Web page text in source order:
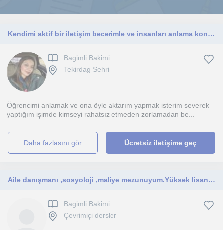
Kendimi aktif bir iletişim becerimle ve insanları anlama konusunda çok başarılı bulurum ve gerçekten işimi severek yaparım
Bagimli Bakimi
Tekirdag Sehri
Öğrencimi anlamak ve ona öyle aktarım yapmak isterim severek
yaptığım işimde kimseyi rahatsız etmeden zorlamadan be...
daha fazlasını gör Ücretsiz iletişime geç
Aile danışmanı ,sosyoloji ,maliye mezunuyum.Yüksek lisans sosyoloji
Bagimli Bakimi
Çevrimiçi dersler